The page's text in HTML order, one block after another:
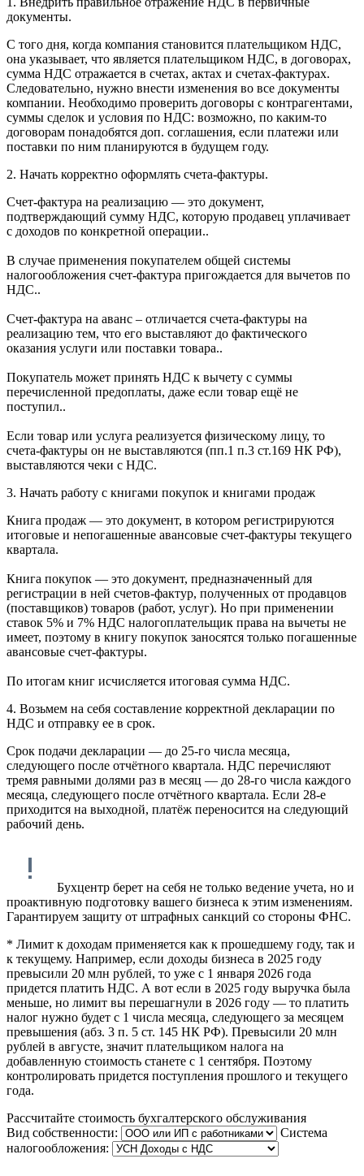
документы.
С того дня, когда компания становится плательщиком НДС,
она указывает, что является плательщиком НДС, в договорах,
сумма НДС отражается в счетах, актах и счетах-фактурах.
Следовательно, нужно внести изменения во все документы
компании. Необходимо проверить договоры с контрагентами,
суммы сделок и условия по НДС: возможно, по каким-то
договорам понадобятся доп. соглашения, если платежи или
поставки по ним планируются в будущем году.
2. Начать корректно оформлять счета-фактуры.
Счет-фактура на реализацию — это документ,
подтверждающий сумму НДС, которую продавец уплачивает
с доходов по конкретной операции..
В случае применения покупателем общей системы
налогообложения счет-фактура пригождается для вычетов по
НДС..
Счет-фактура на аванс – отличается счета-фактуры на
реализацию тем, что его выставляют до фактического
оказания услуги или поставки товара..
Покупатель может принять НДС к вычету с суммы
перечисленной предоплаты, даже если товар ещё не
поступил..
Если товар или услуга реализуется физическому лицу, то
счета-фактуры он не выставляются (пп.1 п.3 ст.169 НК РФ),
выставляются чеки с НДС.
3. Начать работу с книгами покупок и книгами продаж
Книга продаж — это документ, в котором регистрируются
итоговые и непогашенные авансовые счет-фактуры текущего
квартала.
Книга покупок — это документ, предназначенный для
регистрации в ней счетов-фактур, полученных от продавцов
(поставщиков) товаров (работ, услуг). Но при применении
ставок 5% и 7% НДС налогоплательщик права на вычеты не
имеет, поэтому в книгу покупок заносятся только погашенные
авансовые счет-фактуры.
По итогам книг исчисляется итоговая сумма НДС.
4. Возьмем на себя составление корректной декларации по
НДС и отправку ее в срок.
Срок подачи декларации — до 25-го числа месяца,
следующего после отчётного квартала. НДС перечисляют
тремя равными долями раз в месяц — до 28-го числа каждого
месяца, следующего после отчётного квартала. Если 28-е
приходится на выходной, платёж переносится на следующий
рабочий день.
Бухцентр берет на себя не только ведение учета, но и
проактивную подготовку вашего бизнеса к этим изменениям.
Гарантируем защиту от штрафных санкций со стороны ФНС.
* Лимит к доходам применяется как к прошедшему году, так и
к текущему. Например, если доходы бизнеса в 2025 году
превысили 20 млн рублей, то уже с 1 января 2026 года
придется платить НДС. А вот если в 2025 году выручка была
меньше, но лимит вы перешагнули в 2026 году — то платить
налог нужно будет с 1 числа месяца, следующего за месяцем
превышения (абз. 3 п. 5 ст. 145 НК РФ). Превысили 20 млн
рублей в августе, значит плательщиком налога на
добавленную стоимость станете с 1 сентября. Поэтому
контролировать придется поступления прошлого и текущего
года.
Рассчитайте стоимость бухгалтерского обслуживания
Вид собственности:
Система
налогообложения: